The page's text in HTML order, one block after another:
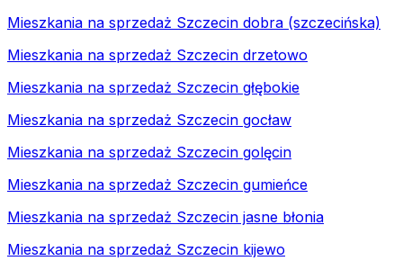
Mieszkania na sprzedaż Szczecin dobra (szczecińska)
Mieszkania na sprzedaż Szczecin drzetowo
Mieszkania na sprzedaż Szczecin głębokie
Mieszkania na sprzedaż Szczecin gocław
Mieszkania na sprzedaż Szczecin golęcin
Mieszkania na sprzedaż Szczecin gumieńce
Mieszkania na sprzedaż Szczecin jasne błonia
Mieszkania na sprzedaż Szczecin kijewo